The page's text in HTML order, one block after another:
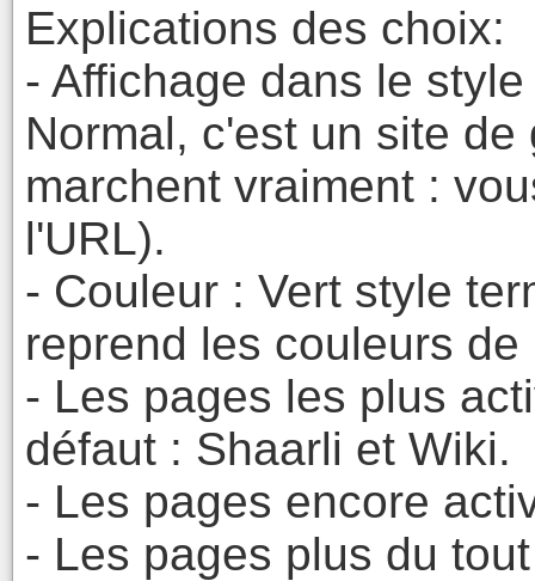
Explications des choix:
- Affichage dans le
Normal, c'est un site
marchent vraiment :
l'URL).
- Couleur : Vert style
reprend les couleurs de
- Les pages les plus
défaut : Shaarli et Wiki.
- Les pages encore
- Les pages plus du